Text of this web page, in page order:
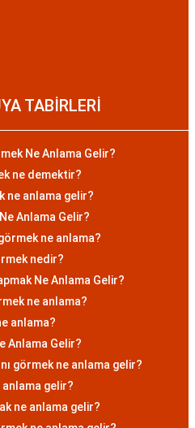
TABİRLERİ
Ne Anlama Gelir?
ne demektir?
ne anlama gelir?
Anlama Gelir?
ne anlama?
nedir?
Ne Anlama Gelir?
ne anlama?
anlama?
Anlama Gelir?
görmek ne anlama gelir?
gelir?
ne anlama gelir?